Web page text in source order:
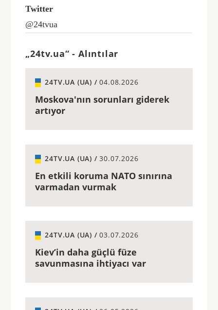
Twitter
@24tvua
„24tv.ua“ - Alıntılar
24TV.UA (UA) /04.08.2026
Moskova'nın sorunları giderek
artıyor
24TV.UA (UA) /30.07.2026
En etkili koruma NATO sınırına
varmadan vurmak
24TV.UA (UA) /03.07.2026
Kiev’in daha güçlü füze
savunmasına ihtiyacı var